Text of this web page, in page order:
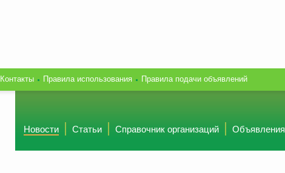
Контакты Правила использования Правила подачи объявлений
Новости Статьи Справочник организаций Объявления